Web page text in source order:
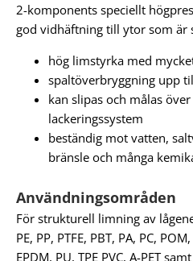
2-komponents speciellt
god vidhäftning till ytor som är
hög limstyrka med
spaltöverbryggning upp
kan slipas och målas
lackeringssystem
beständig mot vatten,
bränsle och många
Användningsområden
För strukturell limning av
PE, PP, PTFE, PBT, PA, PC,
EPDM, PU, TPE PVC, A-PET